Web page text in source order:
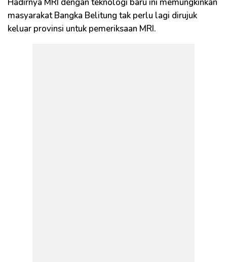
masyarakat Bangka Belitung tak perlu lagi dirujuk
keluar provinsi untuk pemeriksaan MRI.